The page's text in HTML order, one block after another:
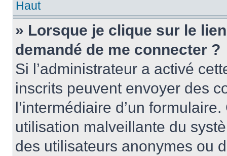
Haut
» Lorsque je clique sur le
demandé de me connecter ?
Si l’administrateur a activé
inscrits peuvent envoyer des
l’intermédiaire d’un
utilisation malveillante du
des utilisateurs anonymes ou